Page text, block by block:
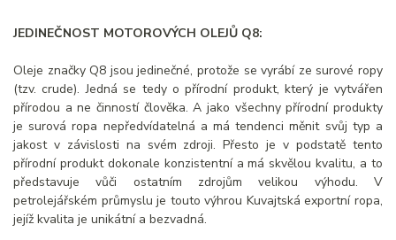
JEDINEČNOST MOTOROVÝCH OLEJŮ Q8:
Oleje značky Q8 jsou jedinečné, protože se vyrábí ze surové ropy
(tzv. crude). Jedná se tedy o přírodní produkt, který je vytvářen
přírodou a ne činností člověka. A jako všechny přírodní produkty
je surová ropa nepředvídatelná a má tendenci měnit svůj typ a
jakost v závislosti na svém zdroji. Přesto je v podstatě tento
přírodní produkt dokonale konzistentní a má skvělou kvalitu, a to
představuje vůči ostatním zdrojům velikou výhodu. V
petrolejářském průmyslu je touto výhrou Kuvajtská exportní ropa,
jejíž kvalita je unikátní a bezvadná.